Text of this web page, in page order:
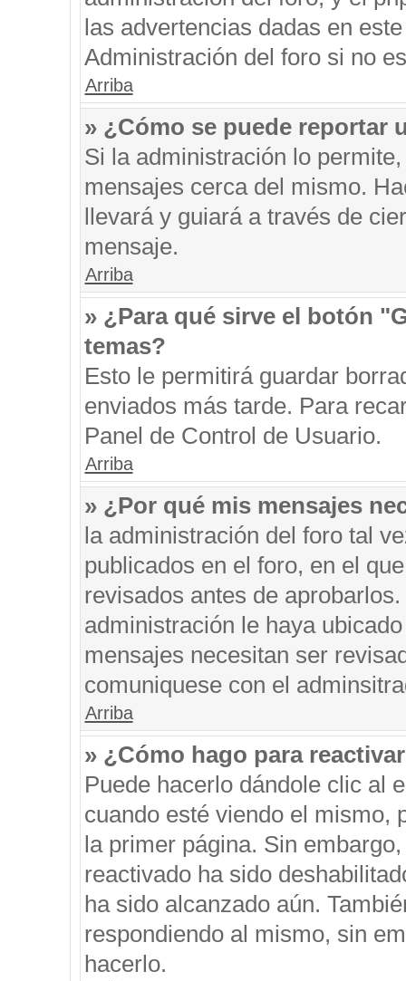
las advertencias dadas en
Administración del foro si no
Arriba
» ¿Cómo se puede reportar
Si la administración lo
mensajes cerca del mismo.
llevará y guiará a través de
mensaje.
Arriba
» ¿Para qué sirve el botón
temas?
Esto le permitirá guardar
enviados más tarde. Para
Panel de Control de Usuario.
Arriba
» ¿Por qué mis mensajes
la administración del foro tal
publicados en el foro, en el
revisados antes de
administración le haya
mensajes necesitan ser
comuniquese con el
Arriba
» ¿Cómo hago para
Puede hacerlo dándole clic al
cuando esté viendo el mismo,
la primer página. Sin
reactivado ha sido
ha sido alcanzado aún.
respondiendo al mismo, sin
hacerlo.